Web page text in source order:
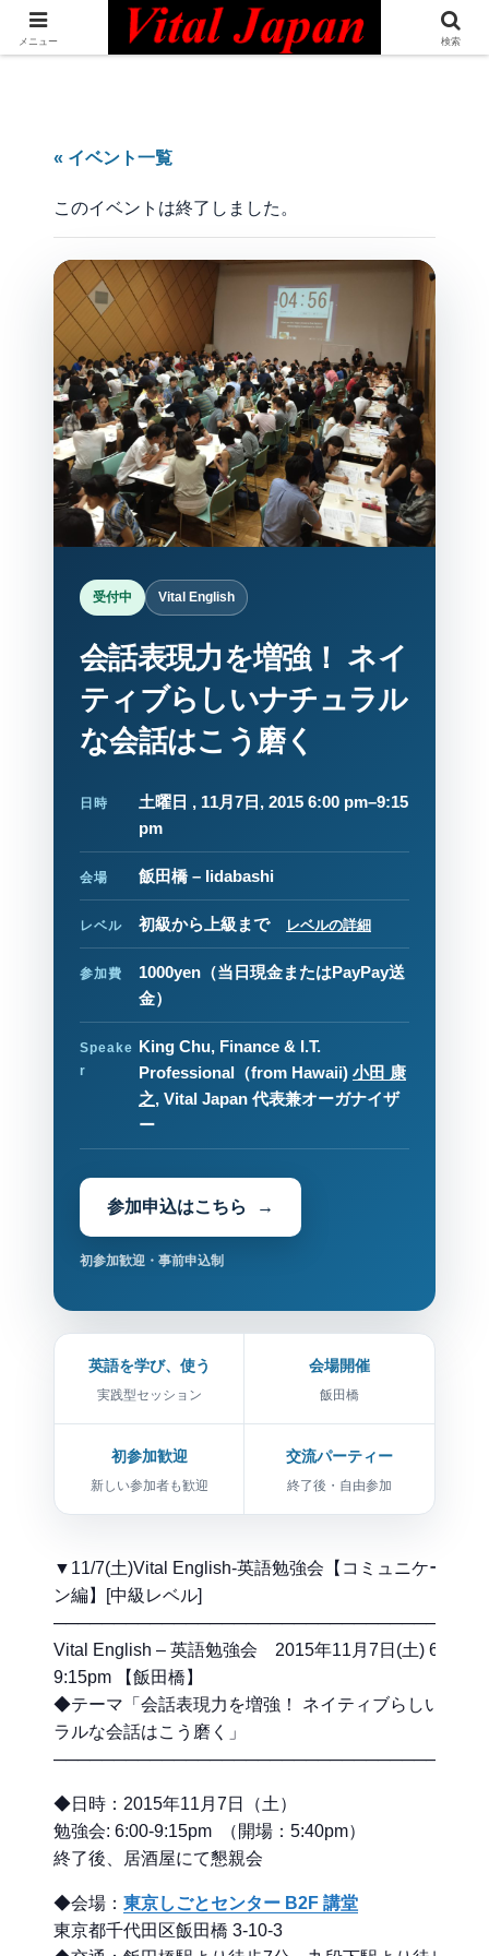
日本最大級の英語コミュニティ・Bilingual Professionals Network
« イベント一覧
このイベントは終了しました。
受付中 Vital English
会話表現力を増強！ ネイ
ティブらしいナチュラル
な会話はこう磨く
日時
土曜日 , 11月7日, 2015 6:00 pm–9:15
pm
会場 飯田橋 – Iidabashi
レベル 初級から上級まで レベルの詳細
参加費 1000yen （当日現金またはPayPay送
金）
Speake
r
King Chu, Finance & I.T.
Professional（from Hawaii) 小田 康
之, Vital Japan 代表兼オーガナイザ
ー
参加申込はこちら
初参加歓迎・事前申込制
英語を学び、使う
実践型セッション
会場開催
飯田橋
初参加歓迎
新しい参加者も歓迎
交流パーティー
終了後・自由参加
▼11/7(土)Vital English-英語勉強会【コミュニケーショ
ン編】[中級レベル]
Vital English – 英語勉強会 2015年11月7日(土) 6:00-
9:15pm 【飯田橋】
◆テーマ「会話表現力を増強！ ネイティブらしいナチ
ラルな会話はこう磨く」
◆日時：2015年11月7日（土）
勉強会: 6:00-9:15pm （開場：5:40pm）
終了後、居酒屋にて懇親会
◆会場： 東京しごとセンター B2F 講堂
東京都千代田区飯田橋 3-10-3
メニュー 検索